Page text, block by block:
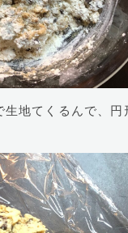
生地てくるんで、円